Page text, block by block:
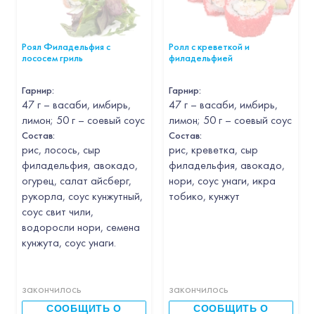
Роял Филадельфия с
лососем гриль
Гарнир:
47 г – васаби, имбирь,
лимон; 50 г – соевый соус
Состав:
рис, лосось, сыр
филадельфия, авокадо,
огурец, салат айсберг,
рукорла, соус кунжутный,
соус свит чили,
водоросли нори, семена
кунжута, соус унаги.
закончилось
СООБЩИТЬ О
Ролл с креветкой и
филадельфией
Гарнир:
47 г – васаби, имбирь,
лимон; 50 г – соевый соус
Состав:
рис, креветка, сыр
филадельфия, авокадо,
нори, соус унаги, икра
тобико, кунжут
закончилось
СООБЩИТЬ О